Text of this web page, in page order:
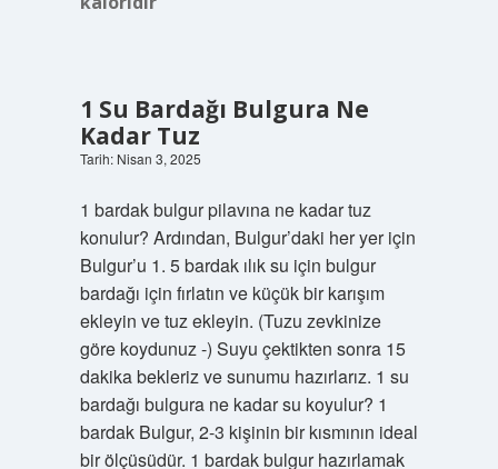
1 Su Bardağı Bulgura Ne
Kadar Tuz
Tarih: Nisan 3, 2025
1 bardak bulgur pilavına ne kadar tuz
konulur? Ardından, Bulgur’daki her yer için
Bulgur’u 1. 5 bardak ılık su için bulgur
bardağı için fırlatın ve küçük bir karışım
ekleyin ve tuz ekleyin. (Tuzu zevkinize
göre koydunuz -) Suyu çektikten sonra 15
dakika bekleriz ve sunumu hazırlarız. 1 su
bardağı bulgura ne kadar su koyulur? 1
bardak Bulgur, 2-3 kişinin bir kısmının ideal
bir ölçüsüdür. 1 bardak bulgur hazırlamak